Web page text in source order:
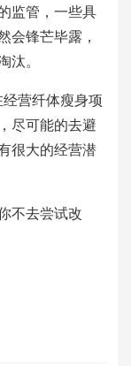
监管，一些具
会锋芒毕露，
汰。
营纤体瘦身项
尽可能的去避
很大的经营潜
不去尝试改